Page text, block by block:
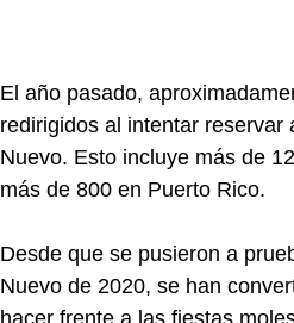
El año pasado,
redirigidos al intentar reservar
Nuevo. Esto incluye más de
más de 800 en Puerto Rico.
Desde que se pusieron a
Nuevo de 2020, se han
hacer frente a las fiestas